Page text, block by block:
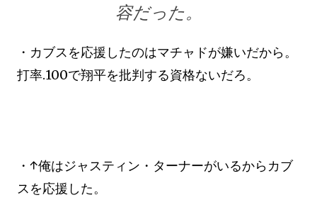
容だった。
・カブスを応援したのはマチャドが嫌いだから。
打率.100で翔平を批判する資格ないだろ。
・↑俺はジャスティン・ターナーがいるからカブ
スを応援した。